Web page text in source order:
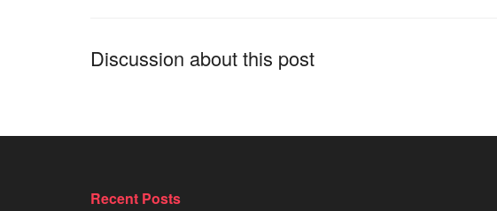
Discussion about this post
Recent Posts